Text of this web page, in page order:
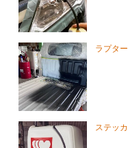
ラプタ
ステッ